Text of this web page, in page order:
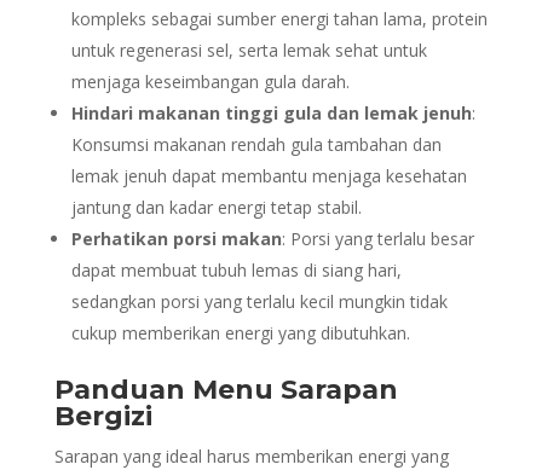
kompleks sebagai sumber energi tahan lama, protein
untuk regenerasi sel, serta lemak sehat untuk
menjaga keseimbangan gula darah.
Hindari makanan tinggi gula dan lemak jenuh:
Konsumsi makanan rendah gula tambahan dan
lemak jenuh dapat membantu menjaga kesehatan
jantung dan kadar energi tetap stabil.
Perhatikan porsi makan: Porsi yang terlalu besar
dapat membuat tubuh lemas di siang hari,
sedangkan porsi yang terlalu kecil mungkin tidak
cukup memberikan energi yang dibutuhkan.
Panduan Menu Sarapan
Bergizi
Sarapan yang ideal harus memberikan energi yang